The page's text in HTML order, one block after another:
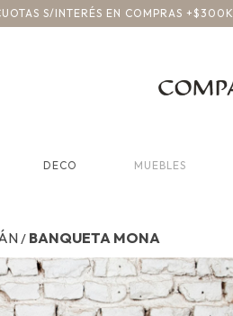
S/INTERÉS EN COMPRAS
DECO MUEBLES
/ BANQUETA MONA